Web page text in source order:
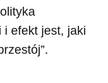
i efekt jest, jaki